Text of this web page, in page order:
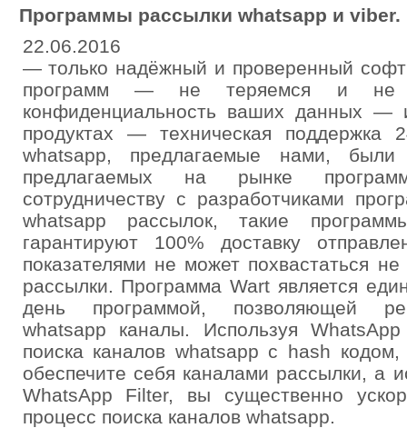
Программы рассылки whatsapp и viber.
22.06.2016
— только надёжный и проверенный
программ — не теряемся и не
конфиденциальность ваших данных —
продуктах — техническая поддержка
whatsapp, предлагаемые нами,
предлагаемых на рынке
сотрудничеству с разработчиками
whatsapp рассылок, такие
гарантируют 100% доставку
показателями не может похвастаться
рассылки. Программа Wart является
день программой, позволяющей
whatsapp каналы. Используя
поиска каналов whatsapp с hash
обеспечите себя каналами рассылки, а
WhatsApp Filter, вы существенно
процесс поиска каналов whatsapp.